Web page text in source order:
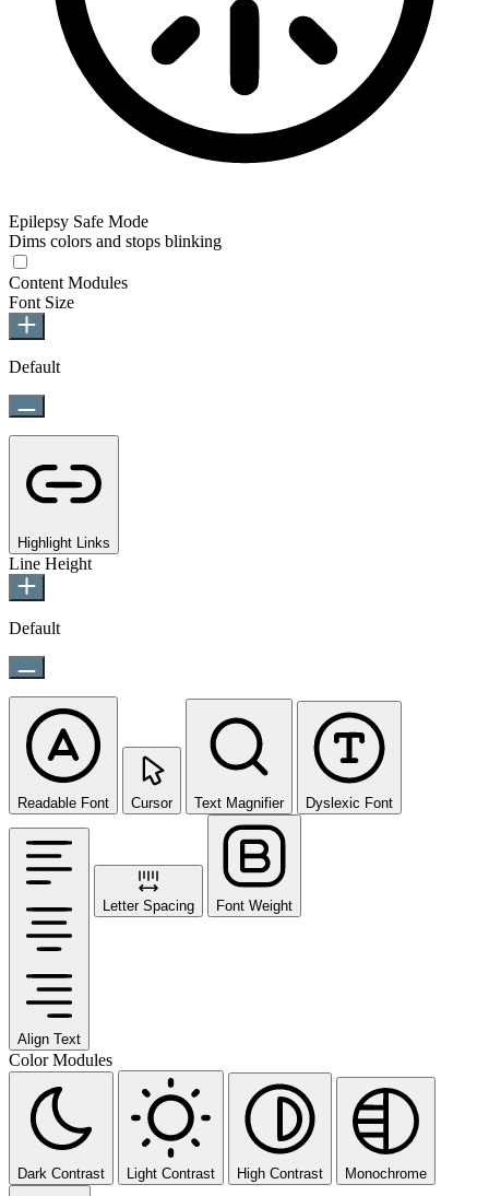
Epilepsy Safe Mode
Dims colors and stops blinking
Content Modules
Font Size
Default
Highlight Links
Line Height
Default
Readable Font Cursor Text Magnifier Dyslexic Font
Align Text
Letter Spacing Font Weight
Color Modules
Dark Contrast Light Contrast High Contrast Monochrome